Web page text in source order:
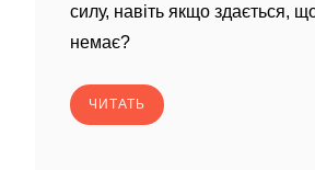
силу, навіть якщо здається,
немає?
ЧИТАТЬ